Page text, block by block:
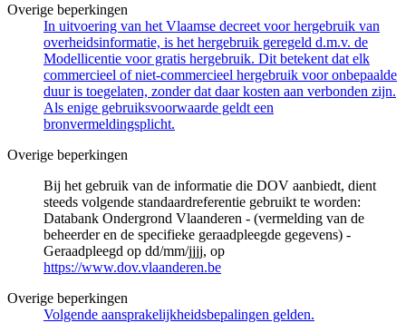
Overige beperkingen
In uitvoering van het Vlaamse decreet voor hergebruik van
overheidsinformatie, is het hergebruik geregeld d.m.v. de
Modellicentie voor gratis hergebruik. Dit betekent dat elk
commercieel of niet-commercieel hergebruik voor onbepaalde
duur is toegelaten, zonder dat daar kosten aan verbonden zijn.
Als enige gebruiksvoorwaarde geldt een
bronvermeldingsplicht.
Overige beperkingen
Bij het gebruik van de informatie die DOV aanbiedt, dient
steeds volgende standaardreferentie gebruikt te worden:
Databank Ondergrond Vlaanderen - (vermelding van de
beheerder en de specifieke geraadpleegde gegevens) -
Geraadpleegd op dd/mm/jjjj, op
https://www.dov.vlaanderen.be
Overige beperkingen
Volgende aansprakelijkheidsbepalingen gelden.